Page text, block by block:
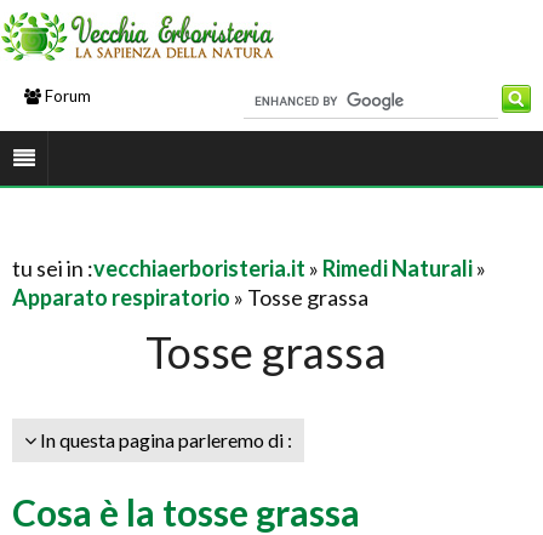
Forum
tu sei in :vecchiaerboristeria.it » Rimedi Naturali»
Apparato respiratorio » Tosse grassa
Tosse grassa
In questa pagina parleremo di :
Cosa è la tosse grassa